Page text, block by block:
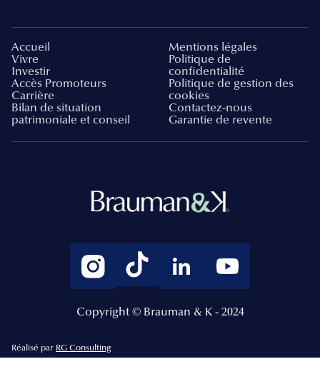
Accueil
Vivre
Investir
Accès Promoteurs
Carrière
Bilan de situation
patrimoniale et conseil
Mentions légales
Politique de
confidentialité
Politique de gestion des
cookies
Contactez-nous
Garantie de revente
Copyright © Brauman & K - 2024
Réalisé par RG Consulting